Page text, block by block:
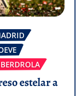
estelar a